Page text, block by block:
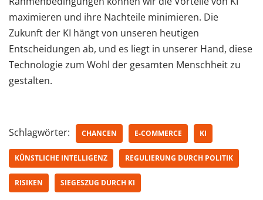
maximieren und ihre Nachteile minimieren. Die
Zukunft der KI hängt von unseren heutigen
Entscheidungen ab, und es liegt in unserer Hand, diese
Technologie zum Wohl der gesamten Menschheit zu
gestalten.
Schlagwörter: CHANCEN E-COMMERCE KI
KÜNSTLICHE INTELLIGENZ REGULIERUNG DURCH POLITIK
RISIKEN SIEGESZUG DURCH KI